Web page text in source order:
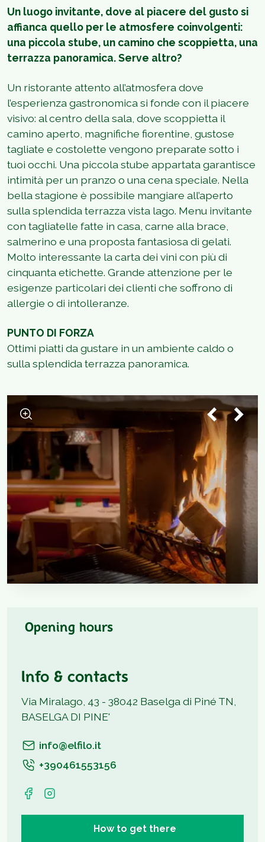
Un luogo invitante, dove al piacere del gusto si
affianca quello per le atmosfere coinvolgenti:
una piccola stube, un camino che scoppietta, una
terrazza panoramica. Serve altro?
Un ristorante attento all’atmosfera dove
l’esperienza gastronomica si fonde con il piacere
visivo: al centro della sala, dove scoppietta il
camino aperto, magnifiche fiorentine, gustose
tagliate e costolette vengono preparate sotto i
tuoi occhi. Una piccola stube appartata garantisce
intimità per un pranzo o una cena speciale. Nella
bella stagione è possibile mangiare all’aperto
sulla splendida terrazza vista lago. Menu invitante
con tagliatelle fatte in casa, carne alla brace,
salmerino e una proposta fantasiosa di gelati.
Molto interessante la carta dei vini con più di
cinquanta etichette. Grande attenzione per le
esigenze particolari dei clienti che soffrono di
allergie o di intolleranze.
PUNTO DI FORZA
Ottimi piatti da gustare in un ambiente caldo o
sulla splendida terrazza panoramica.
Opening hours
Info & contacts
Via Miralago, 43 - 38042 Baselga di Piné TN,
BASELGA DI PINE'
info@elfilo.it
+390461553156
How to get there